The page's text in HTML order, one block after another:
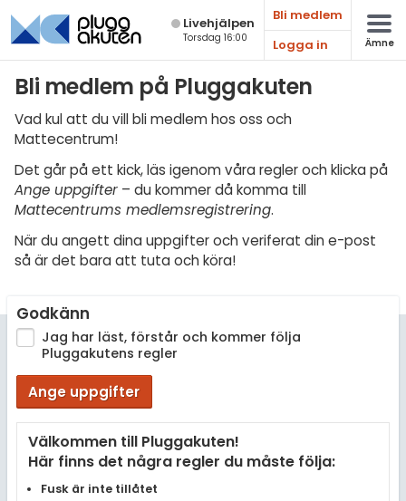
Live­hjälpen
Torsdag 16:00
Bli medlem
Logga in
Ämne
Bli medlem på Pluggakuten
Vad kul att du vill bli medlem hos oss och
Mattecentrum!
Det går på ett kick, läs igenom våra regler och klicka på
Ange uppgifter – du kommer då komma till
Mattecentrums medlemsregistrering.
När du angett dina uppgifter och veriferat din e-post
så är det bara att tuta och köra!
Godkänn
Jag har läst, förstår och kommer följa
Pluggakutens regler
Ange uppgifter
Välkommen till Pluggakuten!
Här finns det några regler du måste följa:
Fusk är inte tillåtet
Matematik
Fysik
Biologi
Teknik & Bygg
Programmering
Engelska
Ekonomi